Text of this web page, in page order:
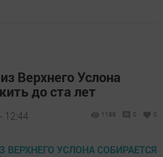
Верхнего Услона
до ста лет
12:44 1189 0 0